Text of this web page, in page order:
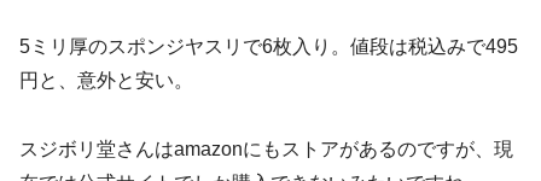
5ミリ厚のスポンジヤスリで6枚入り。値段は税込みで495
円と、意外と安い。
スジボリ堂さんはamazonにもストアがあるのですが、現